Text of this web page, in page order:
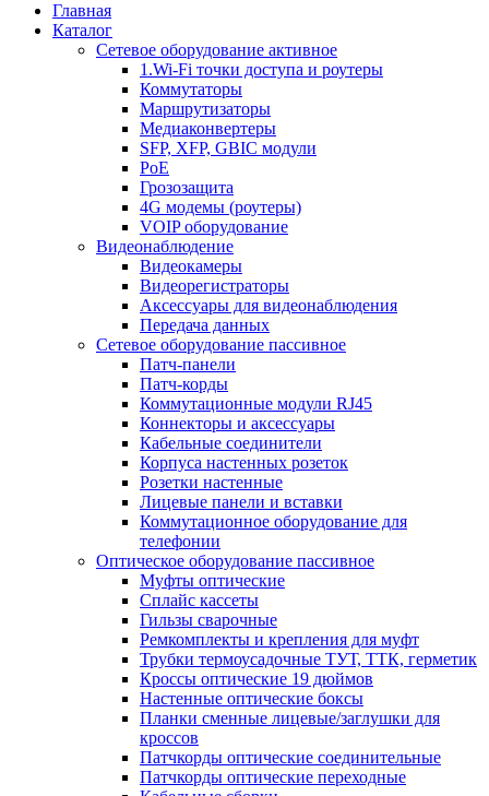
Главная
Каталог
Сетевое оборудование активное
1.Wi-Fi точки доступа и роутеры
Коммутаторы
Маршрутизаторы
Медиаконвертеры
SFP, XFP, GBIC модули
PoE
Грозозащита
4G модемы (роутеры)
VOIP оборудование
Видеонаблюдение
Видеокамеры
Видеорегистраторы
Аксессуары для видеонаблюдения
Передача данных
Сетевое оборудование пассивное
Патч-панели
Патч-корды
Коммутационные модули RJ45
Коннекторы и аксессуары
Кабельные соединители
Корпуса настенных розеток
Розетки настенные
Лицевые панели и вставки
Коммутационное оборудование для
телефонии
Оптическое оборудование пассивное
Муфты оптические
Сплайс кассеты
Гильзы сварочные
Ремкомплекты и крепления для муфт
Трубки термоусадочные ТУТ, ТТК, герметик
Кроссы оптические 19 дюймов
Настенные оптические боксы
Планки сменные лицевые/заглушки для
кроссов
Патчкорды оптические соединительные
Патчкорды оптические переходные